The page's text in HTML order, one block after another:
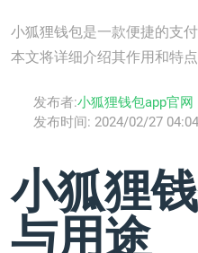
小狐狸钱包是一款便捷的支
本文将详细介绍其作用和特点
发布者:小狐狸钱包app官网
发布时间: 2024/02/27 04:04
小狐狸
与用途